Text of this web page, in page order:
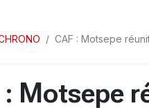
CAF : Motsepe
: Motsepe